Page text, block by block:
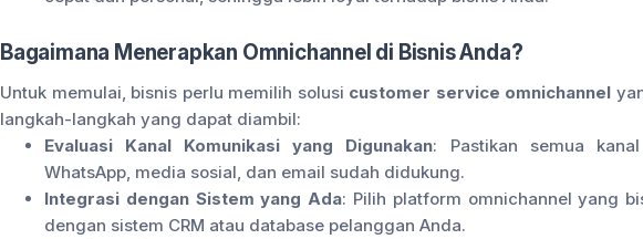
Bagaimana Menerapkan Omnichannel di Bisnis Anda?
Untuk memulai, bisnis perlu memilih solusi customer service omnichannel
langkah-langkah yang dapat diambil:
Evaluasi Kanal Komunikasi yang Digunakan: Pastikan semua
WhatsApp, media sosial, dan email sudah didukung.
Integrasi dengan Sistem yang Ada: Pilih platform omnichannel yang
dengan sistem CRM atau database pelanggan Anda.